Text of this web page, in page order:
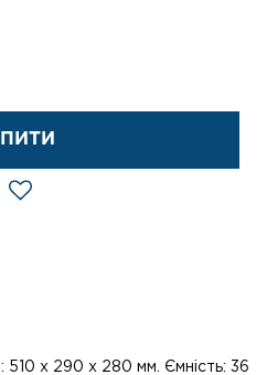
510 x 290 x 280 мм. Ємність: 36